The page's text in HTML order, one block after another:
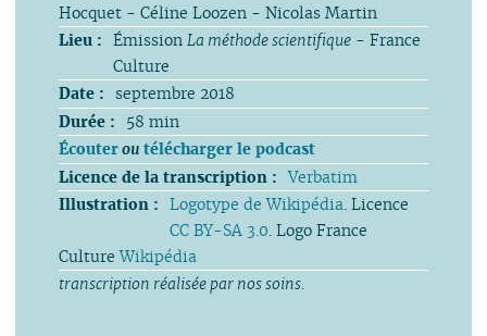
Hocquet - Céline Loozen - Nicolas Martin
Lieu : ÉmissionLa méthode scientifique - France
Culture
Date : septembre 2018
Durée :
58 min
Écouteroutélécharger le podcast
Licence de la transcription : Verbatim
Illustration : Logotype de Wikipédia. Licence
CC BY-SA 3.0. Logo France
Culture Wikipédia
transcription réalisée par nos soins.